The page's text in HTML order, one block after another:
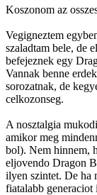
Koszonom az
Vegigneztem
szaladtam bele, de
befejeznek egy
Vannak benne
sorozatnak, de
celkozonseg.
A nosztalgia
amikor meg
bol). Nem hinnem,
eljovendo Dragon
ilyen szintet. De ha
fiatalabb